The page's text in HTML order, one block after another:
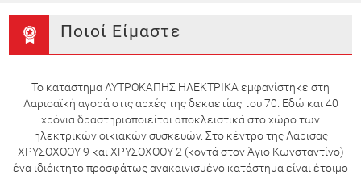
Ποιοί Είμαστε
Το κατάστημα ΛΥΤΡΟΚΑΠΗΣ ΗΛΕΚΤΡΙΚΑ εμφανίστηκε στη
Λαρισαϊκή αγορά στις αρχές της δεκαετίας του 70. Εδώ και 40
χρόνια δραστηριοποιείται αποκλειστικά στο χώρο των
ηλεκτρικών οικιακών συσκευών. Στο κέντρο της Λάρισας
ΧΡΥΣΟΧΟΟΥ 9 και ΧΡΥΣΟΧΟΟΥ 2 (κοντά στον Άγιο Κωνσταντίνο)
ένα ιδιόκτητο προσφάτως ανακαινισμένο κατάστημα είναι έτοιμο